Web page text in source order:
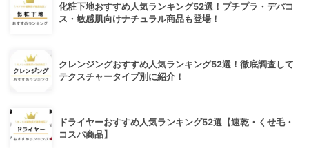
化粧下地おすすめ人気ランキング52選！プチプラ・デパコ
ス・敏感肌向けナチュラル商品も登場！
クレンジングおすすめ人気ランキング52選！徹底調査して
テクスチャータイプ別に紹介！
ドライヤーおすすめ人気ランキング52選【速乾・くせ毛・
コスパ商品】